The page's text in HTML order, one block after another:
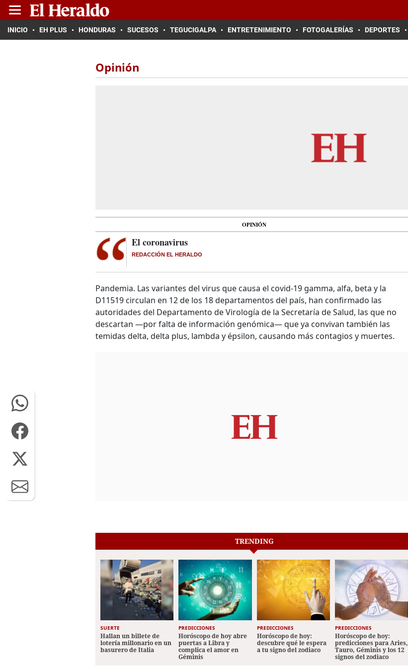
INICIO EH PLUS HONDURAS SUCESOS TEGUCIGALPA ENTRETENIMIENTO FOTOGALERÍAS DEPORTES
Opinión
OPINIÓN
El coronavirus
REDACCIÓN EL HERALDO
Pandemia. Las variantes del virus que causa el covid-19 gamma, alfa, beta y la
D11519 circulan en 12 de los 18 departamentos del país, han confirmado las
autoridades del Departamento de Virología de la Secretaría de Salud, las que no
descartan —por falta de información genómica— que ya convivan también las
temidas delta, delta plus, lambda y épsilon, causando más contagios y muertes.
TRENDING
SUERTE
Hallan un billete de
lotería millonario en un
basurero de Italia
PREDICCIONES
Horóscopo de hoy abre
puertas a Libra y
complica el amor en
Géminis
PREDICCIONES
Horóscopo de hoy:
descubre qué le espera
a tu signo del zodiaco
PREDICCIONES
Horóscopo de hoy:
predicciones para Aries,
Tauro, Géminis y los 12
signos del zodiaco